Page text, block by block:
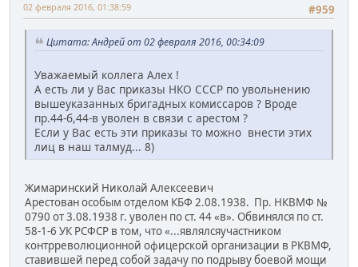
#959
02 февраля 2016, 01:38:59
Цитата: Андрей от 02 февраля 2016, 00:34:09
Уважаемый коллега Алех !
А есть ли у Вас приказы НКО СССР по увольнению
вышеуказанных бригадных комиссаров ? Вроде
пр.44-б,44-в уволен в связи с арестом ?
Если у Вас есть эти приказы то можно внести этих
лиц в наш талмуд... 8)
Жимаринский Николай Алексеевич
Арестован особым отделом КБФ 2.08.1938. Пр. НКВМФ №
0790 от 3.08.1938 г. уволен по ст. 44 «в». Обвинялся по ст.
58-1-6 УК РСФСР в том, что «...являлсяучастником
контрреволюционной офицерской организации в РКВМФ,
ставившей перед собой задачу по подрыву боевой мощи